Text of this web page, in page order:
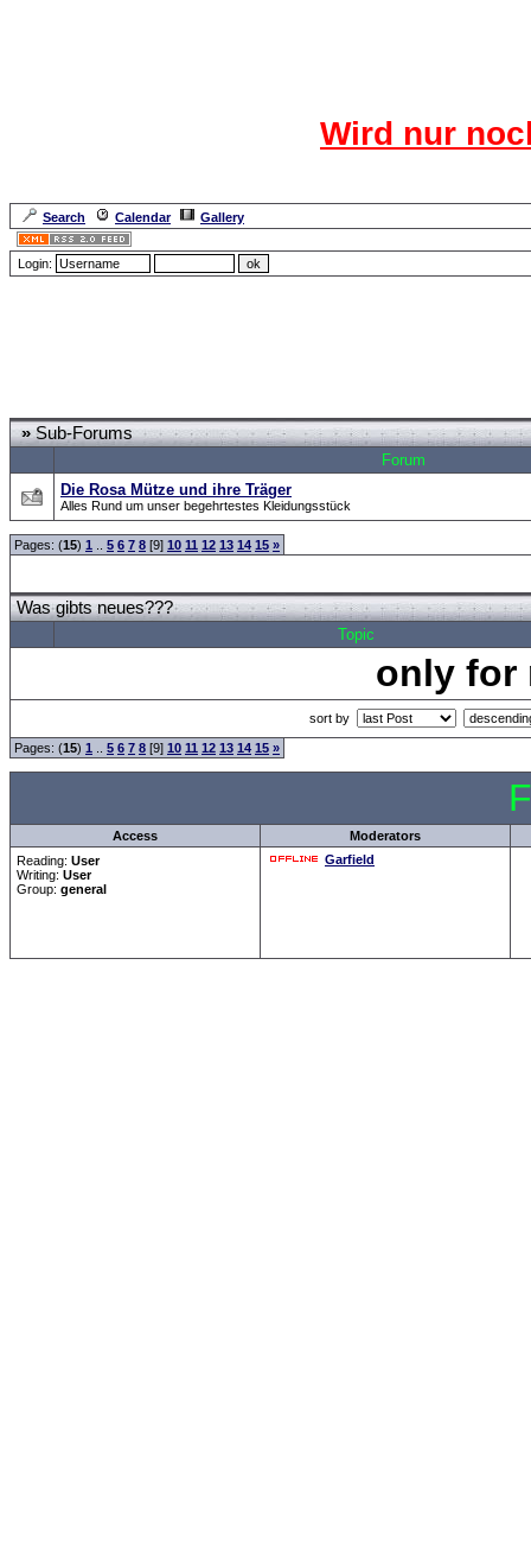
Wird nur
Search Calendar
Gallery
Login:
»Sub-Forums
Forum
Die Rosa Mütze und ihre Träger
Alles Rund um unser begehrtestes Kleidungsstück
Pages: (15) 1 5 6 7 8 [9] 10 11 12 13 14 15 »
Was gibts neues???
Topic
only for
sort by
Pages: (15) 1 5 6 7 8 [9] 10 11 12 13 14 15 »
Access
Moderators
Reading: User
Writing: User
Group: general
Garfield